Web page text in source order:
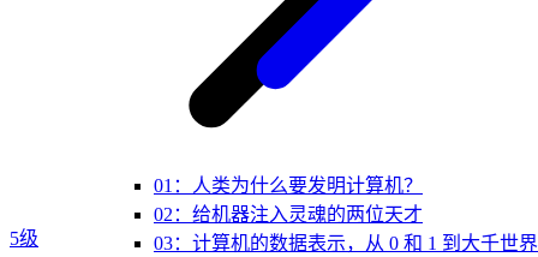
01：人类为什么要发明计算机？
02：给机器注入灵魂的两位天才
03：计算机的数据表示，从 0 和 1 到大千世界
5级